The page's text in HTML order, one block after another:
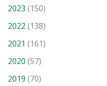
2023 (150)
2022 (138)
2021 (161)
2020 (57)
2019 (70)